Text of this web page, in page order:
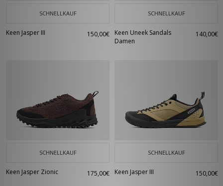
SCHNELLKAUF
Keen Jasper III 150,00€
SCHNELLKAUF
Keen Uneek Sandals
Damen
140,00€
SCHNELLKAUF
Keen Jasper Zionic 175,00€
SCHNELLKAUF
Keen Jasper III 150,00€